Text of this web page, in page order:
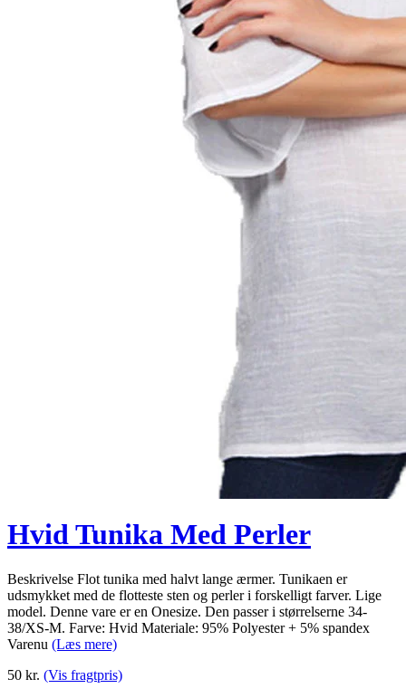
Hvid Tunika Med Perler
Beskrivelse Flot tunika med halvt lange ærmer. Tunikaen er
udsmykket med de flotteste sten og perler i forskelligt farver. Lige
model. Denne vare er en Onesize. Den passer i størrelserne 34-
38/XS-M. Farve: Hvid Materiale: 95% Polyester + 5% spandex
Varenu (Læs mere)
50 kr. (Vis fragtpris)